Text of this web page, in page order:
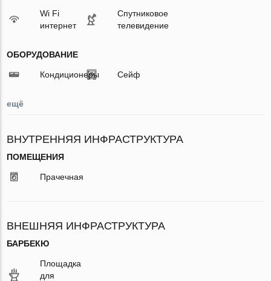
Wi Fi
интернет
Спутниковое
телевидение
ОБОРУДОВАНИЕ
Кондиционеры Сейф
ещё
ВНУТРЕННЯЯ ИНФРАСТРУКТУРА
ПОМЕЩЕНИЯ
Прачечная
ВНЕШНЯЯ ИНФРАСТРУКТУРА
БАРБЕКЮ
Площадка
для